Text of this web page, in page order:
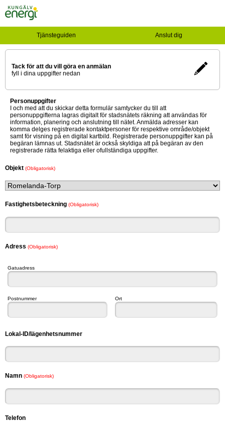
Tjänsteguiden Anslut dig
Tack för att du vill göra en anmälan
fyll i dina uppgifter nedan
Personuppgifter
I och med att du skickar detta formulär samtycker du till att
personuppgifterna lagras digitalt för stadsnätets räkning att användas för
information, planering och anslutning till nätet. Anmälda adresser kan
komma delges registrerade kontaktpersoner för respektive område/objekt
samt för visning på en digital kartbild. Registrerade personuppgifter kan på
begäran lämnas ut. Stadsnätet är också skyldiga att på begäran av den
registrerade rätta felaktiga eller ofullständiga uppgifter.
Objekt (Obligatorisk)
Fastighetsbeteckning (Obligatorisk)
Adress (Obligatorisk)
Gatuadress
Postnummer Ort
Lokal-ID/lägenhetsnummer
Namn (Obligatorisk)
Telefon